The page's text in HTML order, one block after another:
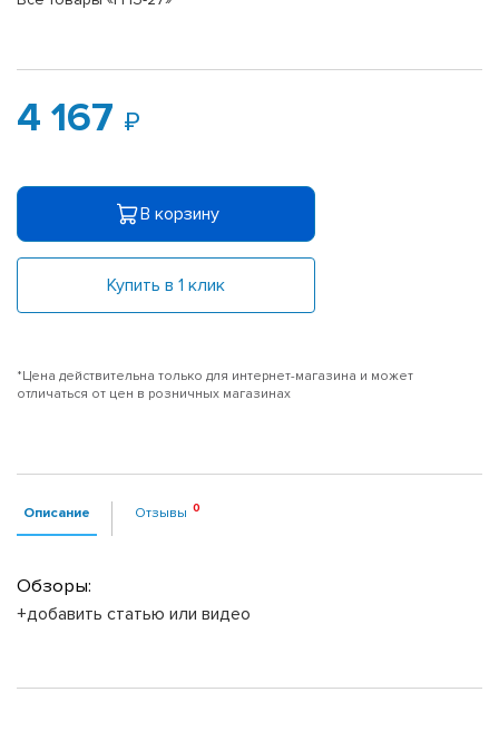
4 167
В корзину
Купить в 1 клик
*Цена действительна только для интернет-магазина и может
отличаться от цен в розничных магазинах
Описание Отзывы
Обзоры:
+добавить статью или видео